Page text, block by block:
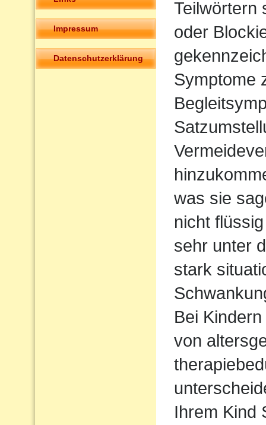
Impressum
Datenschutzerklärung
Teilwörtern
oder
Symptome
was sie
nicht
sehr unter
stark
Bei
von
Ihrem Kind